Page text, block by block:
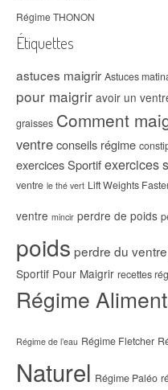
Régime THONON
Étiquettes
astuces maigrir Astuces
pour maigrir avoir un
graisses Comment
ventreconseils régime
exercices Sportifexercices
ventre le thé vert Lift Weights
ventre mincir perdre de poids
poids perdre du ventre
Sportif Pour Maigrir recettes
Régime
Régime de l’eau Régime Fletcher
Naturel Régime Paléo